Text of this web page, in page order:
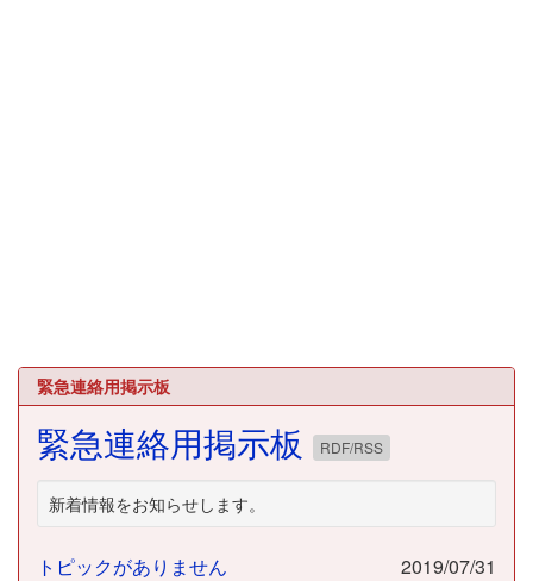
緊急連絡用掲示板
緊急連絡用掲示板 RDF/RSS
新着情報をお知らせします。
トピックがありません 2019/07/31